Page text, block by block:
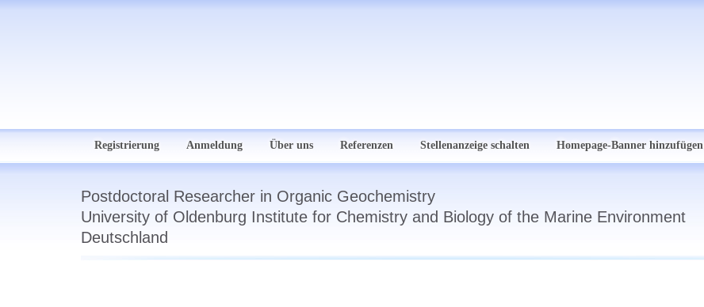
Registrierung Anmeldung Über uns Referenzen Stellenanzeige schalten Homepage-Banner hinzufügen
Postdoctoral Researcher in Organic Geochemistry
University of Oldenburg Institute for Chemistry and Biology of the Marine Environment
Deutschland